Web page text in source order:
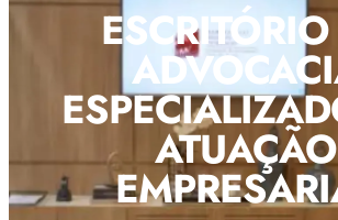
ATUAÇÃO